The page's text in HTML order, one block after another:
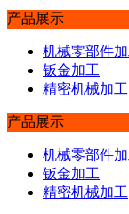
产品展示
机械零部件
钣金加工
精密机械加工
产品展示
机械零部件
钣金加工
精密机械加工